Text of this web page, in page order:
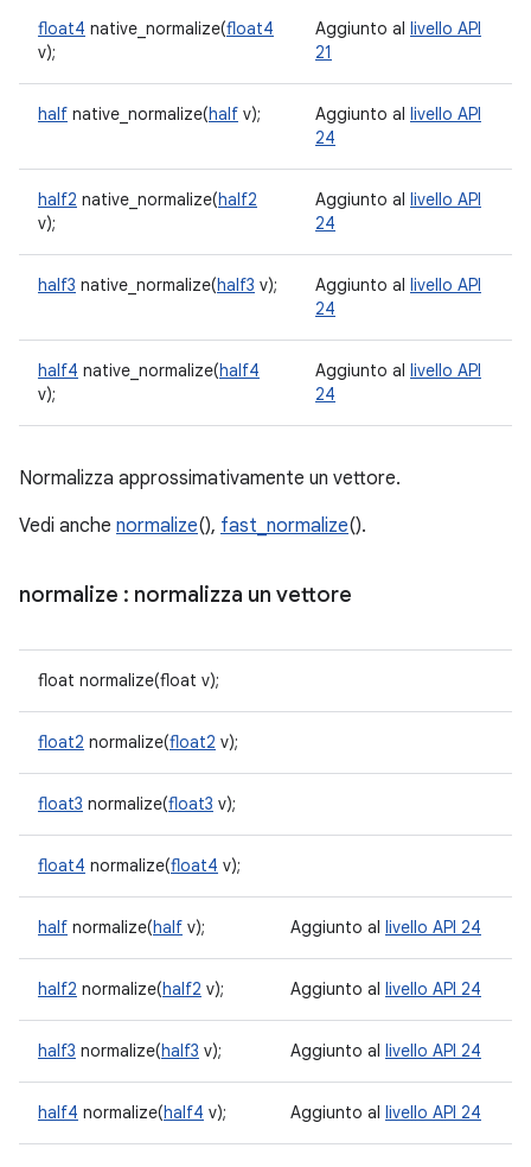
float4 native_normalize(float4
v);
Aggiunto al livello API
21
half native_normalize(half v); Aggiunto al livello API
24
half2 native_normalize(half2
v);
Aggiunto al livello API
24
half3 native_normalize(half3 v); Aggiunto al livello API
24
half4 native_normalize(half4
v);
Aggiunto al livello API
24
Normalizza approssimativamente un vettore.
Vedi anche normalize(), fast_normalize().
normalize : normalizza un vettore
float normalize(float v);
float2 normalize(float2 v);
float3 normalize(float3 v);
float4 normalize(float4 v);
half normalize(half v); Aggiunto al livello API 24
half2 normalize(half2 v); Aggiunto al livello API 24
half3 normalize(half3 v); Aggiunto al livello API 24
half4 normalize(half4 v); Aggiunto al livello API 24